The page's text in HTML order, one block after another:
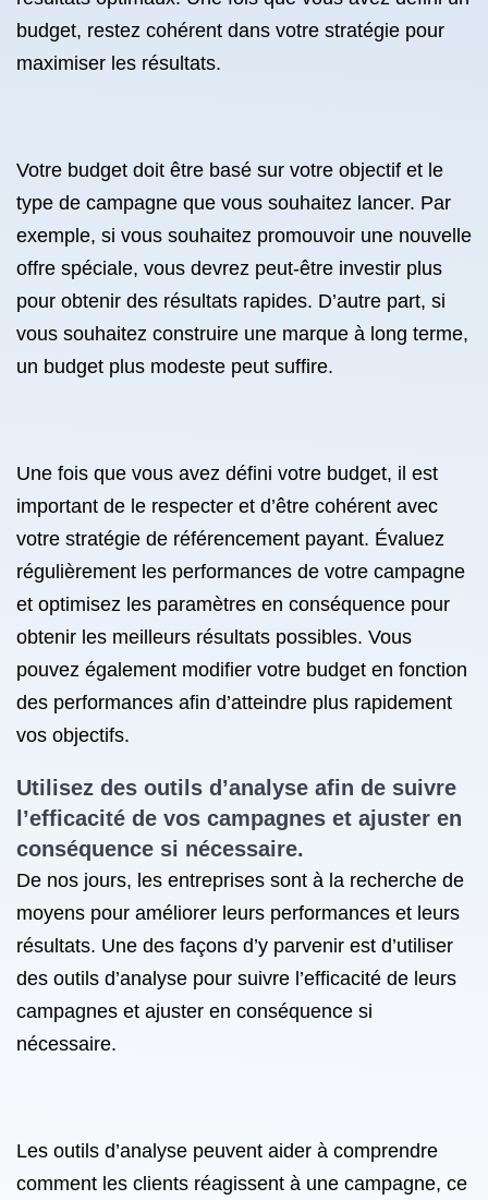
budget, restez cohérent dans votre stratégie pour
maximiser les résultats.
Votre budget doit être basé sur votre objectif et le
type de campagne que vous souhaitez lancer. Par
exemple, si vous souhaitez promouvoir une nouvelle
offre spéciale, vous devrez peut-être investir plus
pour obtenir des résultats rapides. D’autre part, si
vous souhaitez construire une marque à long terme,
un budget plus modeste peut suffire.
Une fois que vous avez défini votre budget, il est
important de le respecter et d’être cohérent avec
votre stratégie de référencement payant. Évaluez
régulièrement les performances de votre campagne
et optimisez les paramètres en conséquence pour
obtenir les meilleurs résultats possibles. Vous
pouvez également modifier votre budget en fonction
des performances afin d’atteindre plus rapidement
vos objectifs.
Utilisez des outils d’analyse afin de suivre
l’efficacité de vos campagnes et ajuster en
conséquence si nécessaire.
De nos jours, les entreprises sont à la recherche de
moyens pour améliorer leurs performances et leurs
résultats. Une des façons d’y parvenir est d’utiliser
des outils d’analyse pour suivre l’efficacité de leurs
campagnes et ajuster en conséquence si
nécessaire.
Les outils d’analyse peuvent aider à comprendre
comment les clients réagissent à une campagne, ce